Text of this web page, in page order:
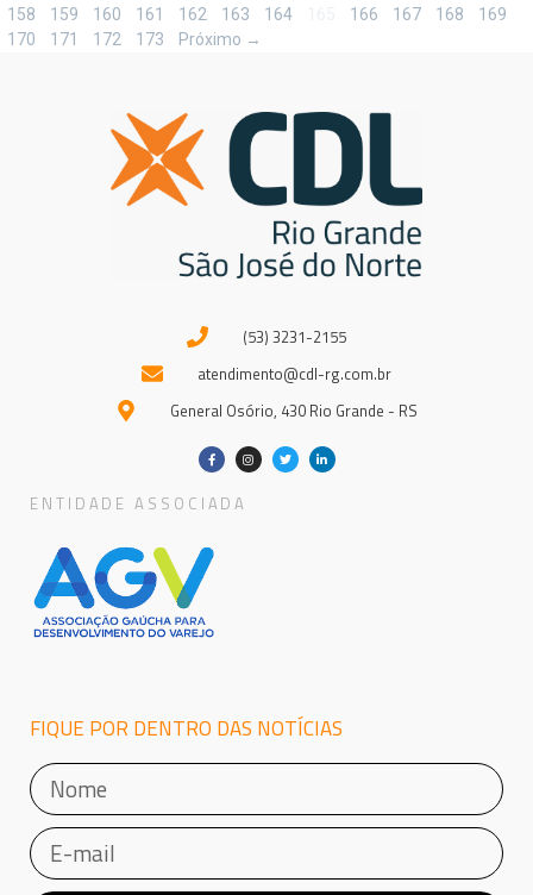
158
159 160 161 162 163 164 166 167 168
169
170
171 172 173 Próximo →
(53) 3231-2155
atendimento@cdl-rg.com.br
General Osório, 430 Rio Grande - RS
ENTIDADE ASSOCIADA
FIQUE POR DENTRO DAS NOTÍCIAS